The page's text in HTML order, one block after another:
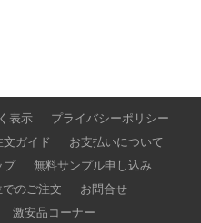
表示
プライバシーポリシー
文ガイド
お支払いについて
プ
無料サンプル申し込み
のご注文
お問合せ
激安品コーナー